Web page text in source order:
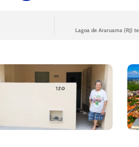
Lagoa de Araruama (RJ)